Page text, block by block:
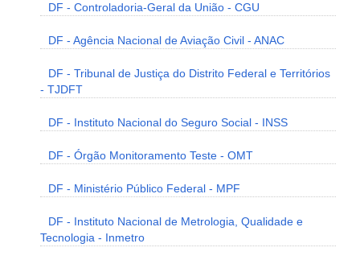
DF - Controladoria-Geral da União - CGU
DF - Agência Nacional de Aviação Civil - ANAC
DF - Tribunal de Justiça do Distrito Federal e Territórios
- TJDFT
DF - Instituto Nacional do Seguro Social - INSS
DF - Órgão Monitoramento Teste - OMT
DF - Ministério Público Federal - MPF
DF - Instituto Nacional de Metrologia, Qualidade e
Tecnologia - Inmetro